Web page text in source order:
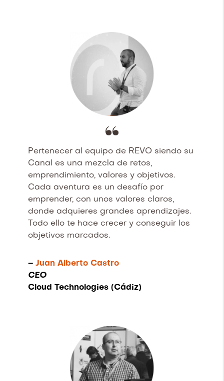
Pertenecer al equipo de REVO siendo su
Canal es una mezcla de retos,
emprendimiento, valores y objetivos.
Cada aventura es un desafío por
emprender, con unos valores claros,
donde adquieres grandes aprendizajes.
Todo ello te hace crecer y conseguir los
objetivos marcados.
– Juan Alberto Castro
CEO
Cloud Technologies (Cádiz)